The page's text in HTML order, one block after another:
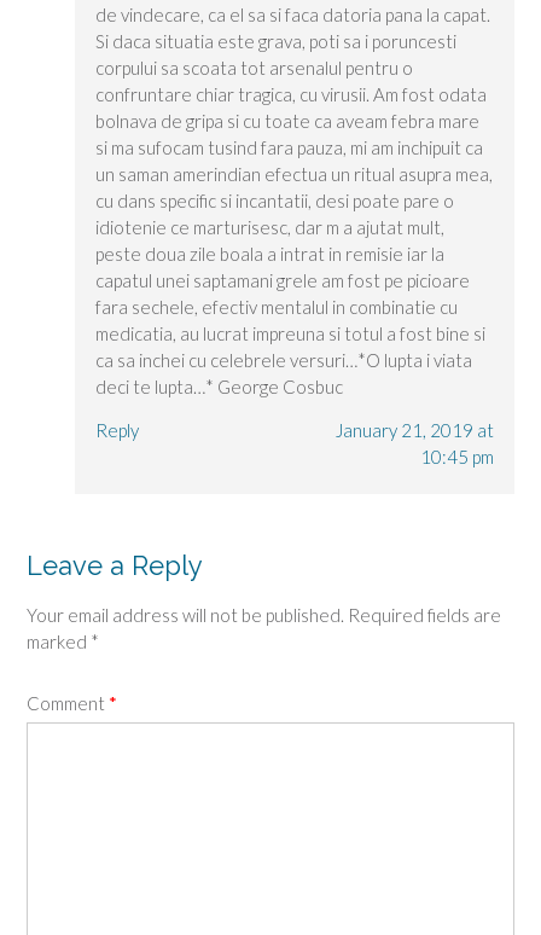
de vindecare, ca el sa si faca datoria pana la capat.
Si daca situatia este grava, poti sa i poruncesti
corpului sa scoata tot arsenalul pentru o
confruntare chiar tragica, cu virusii. Am fost odata
bolnava de gripa si cu toate ca aveam febra mare
si ma sufocam tusind fara pauza, mi am inchipuit ca
un saman amerindian efectua un ritual asupra mea,
cu dans specific si incantatii, desi poate pare o
idiotenie ce marturisesc, dar m a ajutat mult,
peste doua zile boala a intrat in remisie iar la
capatul unei saptamani grele am fost pe picioare
fara sechele, efectiv mentalul in combinatie cu
medicatia, au lucrat impreuna si totul a fost bine si
ca sa inchei cu celebrele versuri…*O lupta i viata
deci te lupta…* George Cosbuc
Reply
January 21, 2019 at
10:45 pm
Leave a Reply
Your email address will not be published. Required fields are
marked *
Comment *